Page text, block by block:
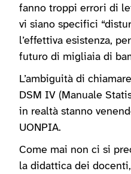
fanno troppi errori di
vi siano specifici
l’effettiva esistenza,
futuro di migliaia di
L’ambiguità di
DSM IV (Manuale
in realtà stanno
UONPIA.
Come mai non ci si
la didattica dei